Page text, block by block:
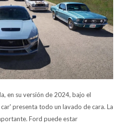
en su versión de 2024, bajo el
presenta todo un lavado de cara. La
Ford puede estar